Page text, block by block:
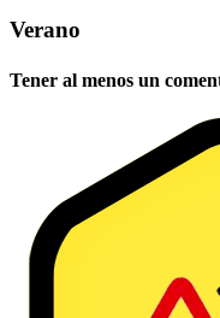
Verano
Tener al menos un